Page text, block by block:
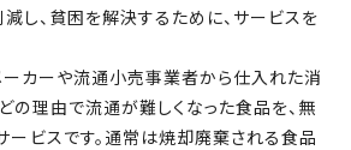
し、貧困を解決するために、サービスを
ーカーや流通小売事業者から仕入れた消
理由で流通が難しくなった食品を、無
ービスです。通常は焼却廃棄される食品